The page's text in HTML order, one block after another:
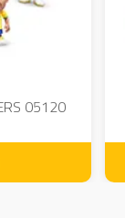
05120